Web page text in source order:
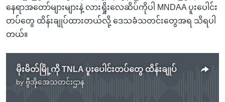
နေရာအတော်များများနဲ့ လားရှိုးလေဆိပ်ကိုပါ MNDAA ပူးပေါင်း
တပ်တွေ ထိန်းချုပ်ထားတယ်လို့ ဒေသခံသတင်းတွေအရ သိရပါ
တယ်။
မိုးမိတ်မြို့ကို TNLA ပူးပေါင်းတပ်တွေ ထိန်းချုပ်
by ဗွီအိုအေသတင်းဌာန
No media source currently available